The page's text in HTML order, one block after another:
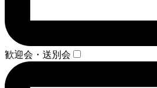
歓迎会・送別会